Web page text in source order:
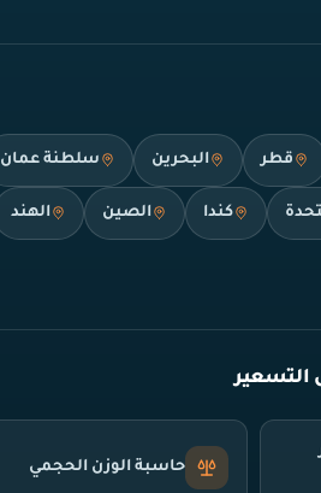
قطر البحرين سلطنة عمان
كندا الصين الهند
حاسبة الوزن الحجمي